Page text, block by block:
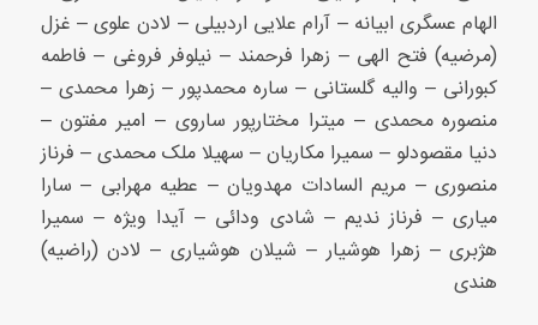
الهام عسگری ابیانه – آرام علایی اردبیلی – لادن علوی – غزل
(مرضیه) فتح الهی – زهرا فرحمند – نیلوفر فروغی – فاطمه
کبورانی – والیه گلستانی – ساره محمدپور – زهرا محمدی –
منصوره محمدی – میترا مختارپور ساروی – امیر مفتون –
دنیا مقصودلو – سمیرا مکاریان – سهیلا ملک محمدی – فرناز
منصوری – مریم السادات مهدویان – عطیه مهرابی – سارا
میاری – فرناز ندیم – شادی ودائی – آیدا ویژه – سمیرا
هژبری – زهرا هوشیار – شیلان هوشیاری – لادن (راضیه)
هندی